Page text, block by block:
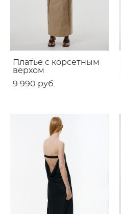
Платье с корсетным
верхом
9 990 pуб.